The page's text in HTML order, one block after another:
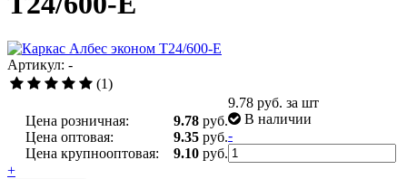
Артикул: -
(1)
Цена розничная: 9.78 руб.
Цена оптовая:
9.35 руб.
Цена крупнооптовая:
9.10 руб.
9.78 руб. за шт
В наличии
-
+